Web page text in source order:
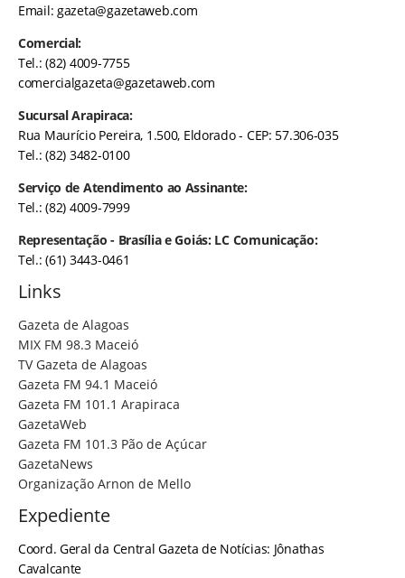
Email:gazeta@gazetaweb.com
Comercial:
Tel.: (82) 4009-7755
comercialgazeta@gazetaweb.com
Sucursal Arapiraca:
Rua Maurício Pereira, 1.500, Eldorado - CEP: 57.306-035
Tel.: (82) 3482-0100
Serviço de Atendimento ao Assinante:
Tel.: (82) 4009-7999
Representação - Brasília e Goiás: LC Comunicação:
Tel.: (61) 3443-0461
Links
Gazeta de Alagoas
MIX FM 98.3 Maceió
TV Gazeta de Alagoas
Gazeta FM 94.1 Maceió
Gazeta FM 101.1 Arapiraca
GazetaWeb
Gazeta FM 101.3 Pão de Açúcar
GazetaNews
Organização Arnon de Mello
Expediente
Coord. Geral da Central Gazeta de Notícias: Jônathas
Cavalcante